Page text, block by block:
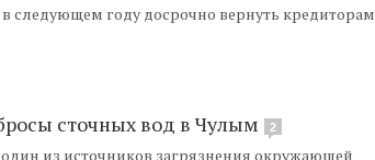
следующем году досрочно вернуть кредиторам
сточных вод в Чулым 2
из источников загрязнения окружающей